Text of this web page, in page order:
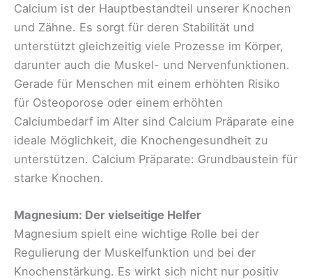
Calcium ist der Hauptbestandteil unserer Knochen
und Zähne. Es sorgt für deren Stabilität und
unterstützt gleichzeitig viele Prozesse im Körper,
darunter auch die Muskel- und Nervenfunktionen.
Gerade für Menschen mit einem erhöhten Risiko
für Osteoporose oder einem erhöhten
Calciumbedarf im Alter sind Calcium Präparate eine
ideale Möglichkeit, die Knochengesundheit zu
unterstützen. Calcium Präparate: Grundbaustein für
starke Knochen.
Magnesium: Der vielseitige Helfer
Magnesium spielt eine wichtige Rolle bei der
Regulierung der Muskelfunktion und bei der
Knochenstärkung. Es wirkt sich nicht nur positiv